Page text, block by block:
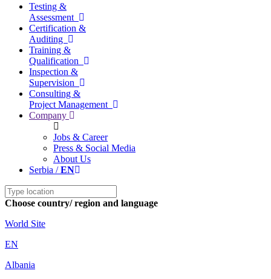
Testing &
Assessment
Certification &
Auditing
Training &
Qualification
Inspection &
Supervision
Consulting &
Project Management
Company
Jobs & Career
Press & Social Media
About Us
Serbia /EN
Choose country/ region and language
World Site
EN
Albania